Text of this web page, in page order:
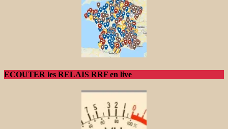
ECOUTER les RELAIS RRF en live